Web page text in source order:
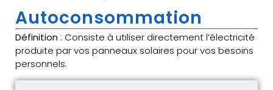
Autoconsommation
Définition : Consiste à utiliser directement l’électricité
produite par vos panneaux solaires pour vos besoins
personnels.